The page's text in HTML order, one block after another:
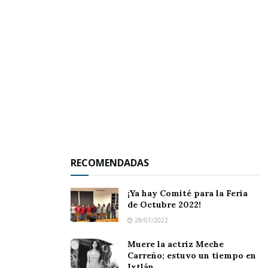
te abrazo siempre cuando te vas.
Ésta es la lista de mi desvelo
RECOMENDADAS
¡Ya hay Comité para la Feria
de Octubre 2022!
28/07/2022
Muere la actriz Meche
Carreño; estuvo un tiempo en